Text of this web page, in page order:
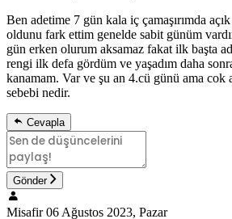
Ben adetime 7 gün kala iç çamaşırımda
oldunu fark ettim genelde sabit günüm
gün erken olurum aksamaz fakat ilk başta
rengi ilk defa gördüm ve yaşadım daha
kanamam. Var ve şu an 4.cü günü ama cok
sebebi nedir.
Cevapla
Gönder
Misafir 06 Ağustos 2023, Pazar